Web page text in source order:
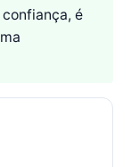
é